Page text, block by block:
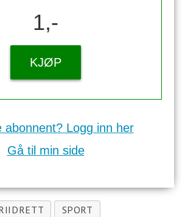
1,-
KJØP
abonnent? Logg inn her
Gå til min side
SPORT